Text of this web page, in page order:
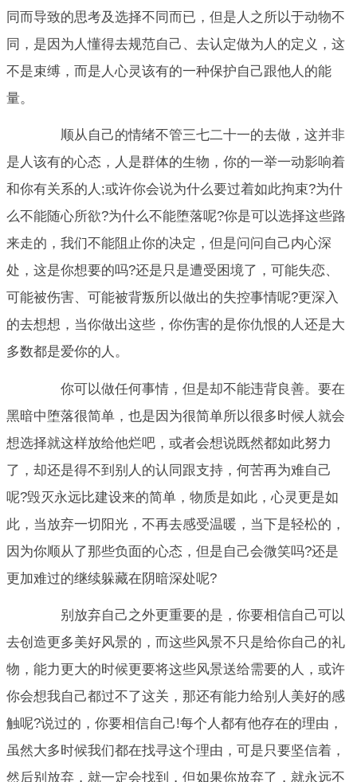
同而导致的思考及选择不同而已，但是人之所以于动物不
同，是因为人懂得去规范自己、去认定做为人的定义，这
不是束缚，而是人心灵该有的一种保护自己跟他人的能
量。
顺从自己的情绪不管三七二十一的去做，这并非
是人该有的心态，人是群体的生物，你的一举一动影响着
和你有关系的人;或许你会说为什么要过着如此拘束?为什
么不能随心所欲?为什么不能堕落呢?你是可以选择这些路
来走的，我们不能阻止你的决定，但是问问自己内心深
处，这是你想要的吗?还是只是遭受困境了，可能失恋、
可能被伤害、可能被背叛所以做出的失控事情呢?更深入
的去想想，当你做出这些，你伤害的是你仇恨的人还是大
多数都是爱你的人。
你可以做任何事情，但是却不能违背良善。要在
黑暗中堕落很简单，也是因为很简单所以很多时候人就会
想选择就这样放给他烂吧，或者会想说既然都如此努力
了，却还是得不到别人的认同跟支持，何苦再为难自己
呢?毁灭永远比建设来的简单，物质是如此，心灵更是如
此，当放弃一切阳光，不再去感受温暖，当下是轻松的，
因为你顺从了那些负面的心态，但是自己会微笑吗?还是
更加难过的继续躲藏在阴暗深处呢?
别放弃自己之外更重要的是，你要相信自己可以
去创造更多美好风景的，而这些风景不只是给你自己的礼
物，能力更大的时候更要将这些风景送给需要的人，或许
你会想我自己都过不了这关，那还有能力给别人美好的感
触呢?说过的，你要相信自己!每个人都有他存在的理由，
虽然大多时候我们都在找寻这个理由，可是只要坚信着，
然后别放弃，就一定会找到，但如果你放弃了，就永远不